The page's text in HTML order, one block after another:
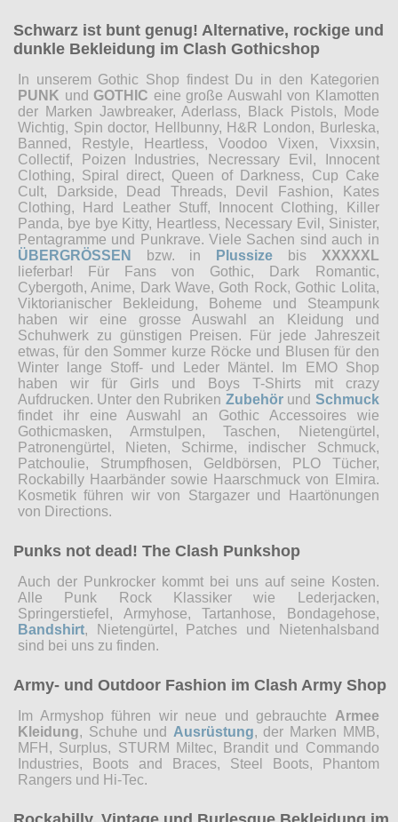
Schwarz ist bunt genug! Alternative, rockige und
dunkle Bekleidung im Clash Gothicshop
In unserem Gothic Shop findest Du in den Kategorien
PUNK und GOTHIC eine große Auswahl von Klamotten
der Marken Jawbreaker, Aderlass, Black Pistols, Mode
Wichtig, Spin doctor, Hellbunny, H&R London, Burleska,
Banned, Restyle, Heartless, Voodoo Vixen, Vixxsin,
Collectif, Poizen Industries, Necressary Evil, Innocent
Clothing, Spiral direct, Queen of Darkness, Cup Cake
Cult, Darkside, Dead Threads, Devil Fashion, Kates
Clothing, Hard Leather Stuff, Innocent Clothing, Killer
Panda, bye bye Kitty, Heartless, Necessary Evil, Sinister,
Pentagramme und Punkrave. Viele Sachen sind auch in
ÜBERGRÖSSEN
bzw. in Plussize bis XXXXXL
lieferbar! Für Fans von Gothic, Dark Romantic,
Cybergoth, Anime, Dark Wave, Goth Rock, Gothic Lolita,
Viktorianischer Bekleidung, Boheme und Steampunk
haben wir eine grosse Auswahl an Kleidung und
Schuhwerk zu günstigen Preisen. Für jede Jahreszeit
etwas, für den Sommer kurze Röcke und Blusen für den
Winter lange Stoff- und Leder Mäntel. Im EMO Shop
haben wir für Girls und Boys T-Shirts mit crazy
Aufdrucken. Unter den Rubriken Zubehörund Schmuck
findet ihr eine Auswahl an Gothic Accessoires wie
Gothicmasken, Armstulpen, Taschen, Nietengürtel,
Patronengürtel, Nieten, Schirme, indischer Schmuck,
Patchoulie, Strumpfhosen, Geldbörsen, PLO Tücher,
Rockabilly Haarbänder sowie Haarschmuck von Elmira.
Kosmetik führen wir von Stargazer und Haartönungen
von Directions.
Punks not dead! The Clash Punkshop
Auch der Punkrocker kommt bei uns auf seine Kosten.
Alle Punk Rock Klassiker wie Lederjacken,
Springerstiefel, Armyhose, Tartanhose, Bondagehose,
Bandshirt, Nietengürtel, Patches und Nietenhalsband
sind bei uns zu finden.
Army- und Outdoor Fashion im Clash Army Shop
Im Armyshop führen wir neue und gebrauchte Armee
Kleidung, Schuhe und Ausrüstung, der Marken MMB,
MFH, Surplus, STURM Miltec, Brandit und Commando
Industries, Boots and Braces, Steel Boots, Phantom
Rangers und Hi-Tec.